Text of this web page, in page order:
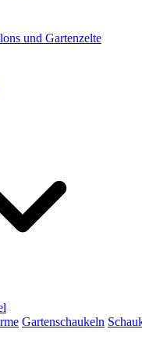
und Gartenzelte
Gartenschaukeln